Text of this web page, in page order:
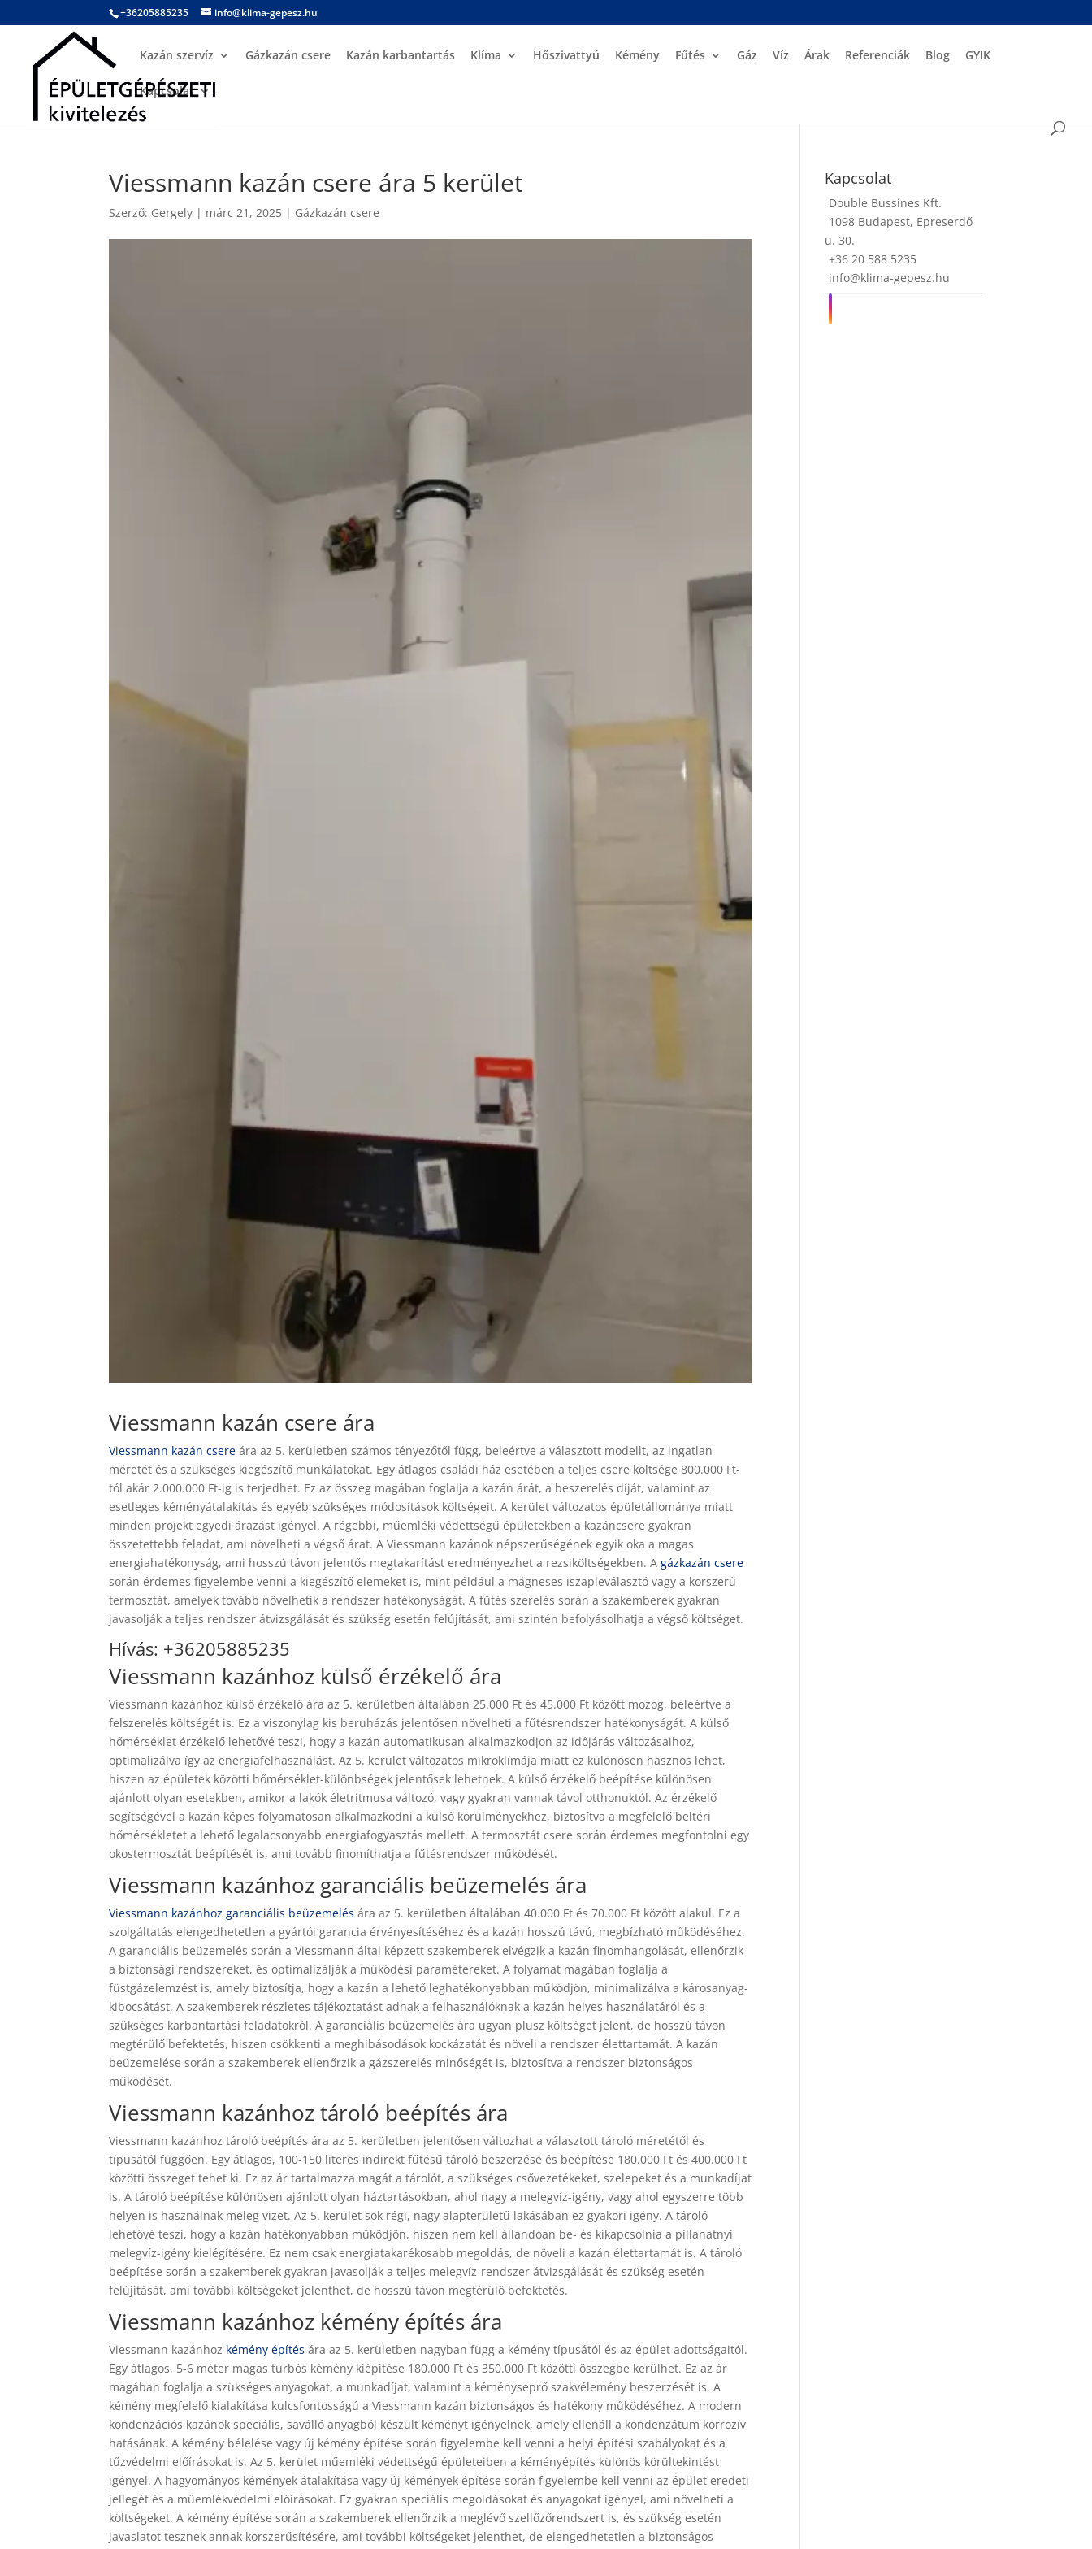
+36205885235 info@klima-gepesz.hu
Kazán szervíz Gázkazán csere Kazán karbantartás Klíma Hőszivattyú Kémény Fűtés Gáz Víz Árak Referenciák Blog GYIK
Kapcsolat
Viessmann kazán csere ára 5 kerület
Szerző: Gergely | márc 21, 2025 | Gázkazán csere
Viessmann kazán csere ára
Viessmann kazán csere ára az 5. kerületben számos tényezőtől függ, beleértve a választott modellt, az ingatlan
méretét és a szükséges kiegészítő munkálatokat. Egy átlagos családi ház esetében a teljes csere költsége 800.000 Ft-
tól akár 2.000.000 Ft-ig is terjedhet. Ez az összeg magában foglalja a kazán árát, a beszerelés díját, valamint az
esetleges kéményátalakítás és egyéb szükséges módosítások költségeit. A kerület változatos épületállománya miatt
minden projekt egyedi árazást igényel. A régebbi, műemléki védettségű épületekben a kazáncsere gyakran
összetettebb feladat, ami növelheti a végső árat. A Viessmann kazánok népszerűségének egyik oka a magas
energiahatékonyság, ami hosszú távon jelentős megtakarítást eredményezhet a rezsiköltségekben. Agázkazán csere
során érdemes figyelembe venni a kiegészítő elemeket is, mint például a mágneses iszapleválasztó vagy a korszerű
termosztát, amelyek tovább növelhetik a rendszer hatékonyságát. A fűtés szerelés során a szakemberek gyakran
javasolják a teljes rendszer átvizsgálását és szükség esetén felújítását, ami szintén befolyásolhatja a végső költséget.
Hívás: +36205885235
Viessmann kazánhoz külső érzékelő ára
Viessmann kazánhoz külső érzékelő ára az 5. kerületben általában 25.000 Ft és 45.000 Ft között mozog, beleértve a
felszerelés költségét is. Ez a viszonylag kis beruházás jelentősen növelheti a fűtésrendszer hatékonyságát. A külső
hőmérséklet érzékelő lehetővé teszi, hogy a kazán automatikusan alkalmazkodjon az időjárás változásaihoz,
optimalizálva így az energiafelhasználást. Az 5. kerület változatos mikroklímája miatt ez különösen hasznos lehet,
hiszen az épületek közötti hőmérséklet-különbségek jelentősek lehetnek. A külső érzékelő beépítése különösen
ajánlott olyan esetekben, amikor a lakók életritmusa változó, vagy gyakran vannak távol otthonuktól. Az érzékelő
segítségével a kazán képes folyamatosan alkalmazkodni a külső körülményekhez, biztosítva a megfelelő beltéri
hőmérsékletet a lehető legalacsonyabb energiafogyasztás mellett. A termosztát csere során érdemes megfontolni egy
okostermosztát beépítését is, ami tovább finomíthatja a fűtésrendszer működését.
Viessmann kazánhoz garanciális beüzemelés ára
Viessmann kazánhoz garanciális beüzemelés ára az 5. kerületben általában 40.000 Ft és 70.000 Ft között alakul. Ez a
szolgáltatás elengedhetetlen a gyártói garancia érvényesítéséhez és a kazán hosszú távú, megbízható működéséhez.
A garanciális beüzemelés során a Viessmann által képzett szakemberek elvégzik a kazán finomhangolását, ellenőrzik
a biztonsági rendszereket, és optimalizálják a működési paramétereket. A folyamat magában foglalja a
füstgázelemzést is, amely biztosítja, hogy a kazán a lehető leghatékonyabban működjön, minimalizálva a károsanyag-
kibocsátást. A szakemberek részletes tájékoztatást adnak a felhasználóknak a kazán helyes használatáról és a
szükséges karbantartási feladatokról. A garanciális beüzemelés ára ugyan plusz költséget jelent, de hosszú távon
megtérülő befektetés, hiszen csökkenti a meghibásodások kockázatát és növeli a rendszer élettartamát. A kazán
beüzemelése során a szakemberek ellenőrzik a gázszerelés minőségét is, biztosítva a rendszer biztonságos
működését.
Viessmann kazánhoz tároló beépítés ára
Viessmann kazánhoz tároló beépítés ára az 5. kerületben jelentősen változhat a választott tároló méretétől és
típusától függően. Egy átlagos, 100-150 literes indirekt fűtésű tároló beszerzése és beépítése 180.000 Ft és 400.000 Ft
közötti összeget tehet ki. Ez az ár tartalmazza magát a tárolót, a szükséges csővezetékeket, szelepeket és a munkadíjat
is. A tároló beépítése különösen ajánlott olyan háztartásokban, ahol nagy a melegvíz-igény, vagy ahol egyszerre több
helyen is használnak meleg vizet. Az 5. kerület sok régi, nagy alapterületű lakásában ez gyakori igény. A tároló
lehetővé teszi, hogy a kazán hatékonyabban működjön, hiszen nem kell állandóan be- és kikapcsolnia a pillanatnyi
melegvíz-igény kielégítésére. Ez nem csak energiatakarékosabb megoldás, de növeli a kazán élettartamát is. A tároló
beépítése során a szakemberek gyakran javasolják a teljes melegvíz-rendszer átvizsgálását és szükség esetén
felújítását, ami további költségeket jelenthet, de hosszú távon megtérülő befektetés.
Viessmann kazánhoz kémény építés ára
Viessmann kazánhoz kémény építés ára az 5. kerületben nagyban függ a kémény típusától és az épület adottságaitól.
Egy átlagos, 5-6 méter magas turbós kémény kiépítése 180.000 Ft és 350.000 Ft közötti összegbe kerülhet. Ez az ár
magában foglalja a szükséges anyagokat, a munkadíjat, valamint a kéményseprő szakvélemény beszerzését is. A
kémény megfelelő kialakítása kulcsfontosságú a Viessmann kazán biztonságos és hatékony működéséhez. A modern
kondenzációs kazánok speciális, saválló anyagból készült kéményt igényelnek, amely ellenáll a kondenzátum korrozív
hatásának. A kémény bélelése vagy új kémény építése során figyelembe kell venni a helyi építési szabályokat és a
tűzvédelmi előírásokat is. Az 5. kerület műemléki védettségű épületeiben a kéményépítés különös körültekintést
igényel. A hagyományos kémények átalakítása vagy új kémények építése során figyelembe kell venni az épület eredeti
jellegét és a műemlékvédelmi előírásokat. Ez gyakran speciális megoldásokat és anyagokat igényel, ami növelheti a
költségeket. A kémény építése során a szakemberek ellenőrzik a meglévő szellőzőrendszert is, és szükség esetén
javaslatot tesznek annak korszerűsítésére, ami további költségeket jelenthet, de elengedhetetlen a biztonságos
Kapcsolat
Double Bussines Kft.
1098 Budapest, Epreserdő
u. 30.
+36 20 588 5235
info@klima-gepesz.hu